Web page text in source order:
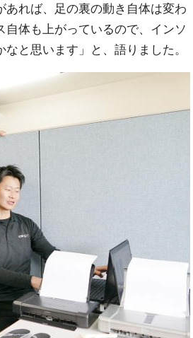
れば、足の裏の動き自体は変わ
体も上がっているので、インソ
と思います」と、語りました。